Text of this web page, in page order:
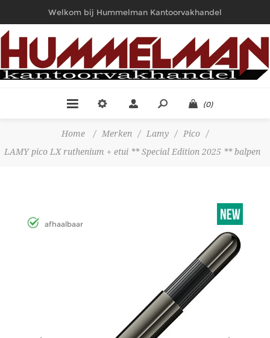
Welkom bij Hummelman Kantoorvakhandel
(0)
Home / Merken / Lamy / Pico
/
LAMY pico LX ruthenium + etui ** Special Edition 2025 ** balpen
afhaalbaar